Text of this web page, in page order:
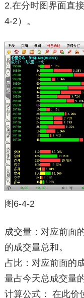
2.在分时图界面直
4-2）。
图6-4-2
成交量：对应前面
的成交量总和。
占比：对应前面的
量占今天总成交量
计算公式： 在此价